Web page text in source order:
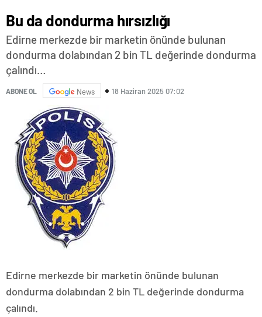
Bu da dondurma hırsızlığı
Edirne merkezde bir marketin önünde bulunan
dondurma dolabından 2 bin TL değerinde dondurma
çalındı…
ABONE OL News 18 Haziran 2025 07:02
Edirne merkezde bir marketin önünde bulunan
dondurma dolabından 2 bin TL değerinde dondurma
çalındı.